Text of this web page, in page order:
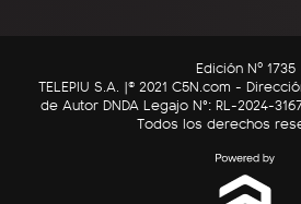
C5N Autos
RatingCero
Edición Nº 1735
TELEPIU S.A. |© 2021 C5N.com -
de Autor DNDA Legajo N°: RL-2024-
Todos los derechos